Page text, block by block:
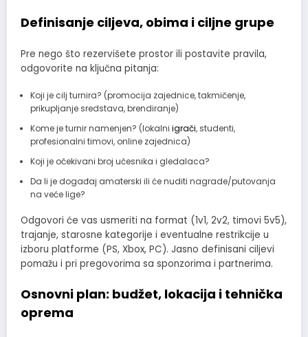
Definisanje ciljeva, obima i ciljne grupe
Pre nego što rezervišete prostor ili postavite pravila,
odgovorite na ključna pitanja:
Koji je cilj turnira? (promocija zajednice, takmičenje,
prikupljanje sredstava, brendiranje)
Kome je turnir namenjen? (lokalni igrači, studenti,
profesionalni timovi, online zajednica)
Koji je očekivani broj učesnika i gledalaca?
Da li je događaj amaterski ili će nuditi nagrade/putovanja
na veće lige?
Odgovori će vas usmeriti na format (1v1, 2v2, timovi 5v5),
trajanje, starosne kategorije i eventualne restrikcije u
izboru platforme (PS, Xbox, PC). Jasno definisani ciljevi
pomažu i pri pregovorima sa sponzorima i partnerima.
Osnovni plan: budžet, lokacija i tehnička
oprema